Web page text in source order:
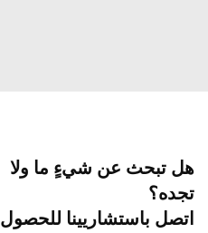
هل تبحث عن شيءٍ ما ولا
تجده؟
اتصل باستشاريينا للحصول